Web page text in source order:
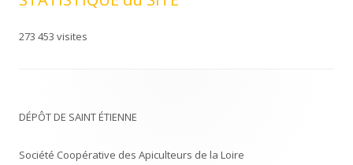
273 453 visites
DÉPÔT DE SAINT ÉTIENNE
Société Coopérative des Apiculteurs de la Loire